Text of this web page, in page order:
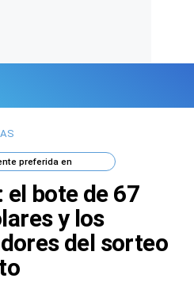
preferida en
bote de 67
y los
del sorteo